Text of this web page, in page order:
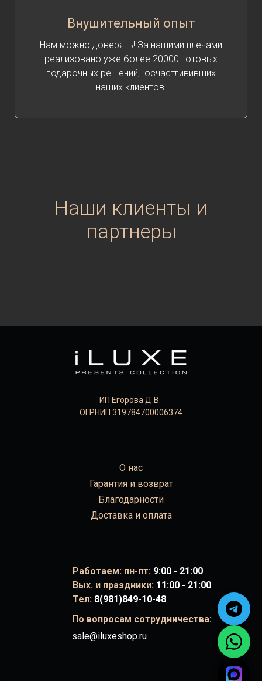
Внушительный опыт
Нам можно доверять! За нашими плечами
реализовано уже более 20000 готовых
подарочных решений, осчастлививших
наших клиентов
Наши клиенты и
партнеры
ИП Егорова Д.В.
ОГРНИП 319784700006374
О нас
Гарантия и возврат
Благодарности
Доставка и оплата
Работаем: пн-пт: 9:00 - 21:00
Вых. и праздники: 11:00 - 21:00
Тел:8(981)849-10-48
По вопросам сотрудничества:
sale@iluxeshop.ru